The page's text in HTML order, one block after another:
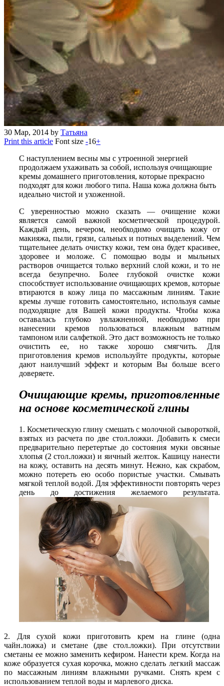
30 Мар, 2014 by Татьяна
Print this article Font size -16+
С наступлением весны мы с утроенной энергией
продолжаем ухаживать за собой, используя очищающие
кремы домашнего приготовления, которые прекрасно
подходят для кожи любого типа. Наша кожа должна быть
идеально чистой и ухоженной.
С уверенностью можно сказать — очищение кожи
является самой важной косметической процедурой.
Каждый день, вечером, необходимо очищать кожу от
макияжа, пыли, грязи, сальных и потных выделений. Чем
тщательнее делать очистку кожи, тем она будет красивее,
здоровее и моложе. С помощью воды и мыльных
растворов очищается только верхний слой кожи, и то не
всегда безупречно. Более глубокой очистке кожи
способствует использование очищающих кремов, которые
втираются в кожу лица по массажным линиям. Такие
кремы лучше готовить самостоятельно, используя самые
подходящие для Вашей кожи продукты. Чтобы кожа
оставалась глубоко увлажненной, необходимо при
нанесении кремов пользоваться влажным ватным
тампоном или салфеткой. Это даст возможность не только
очистить ее, но также хорошо смягчить. Для
приготовления кремов используйте продукты, которые
дают наилучший эффект и которым Вы больше всего
доверяете.
Очищающие кремы, приготовленные
на основе косметической глины
1. Косметическую глину смешать с молочной сывороткой,
взятых из расчета по две стол.ложки. Добавить к смеси
предварительно перетертые до состояния муки овсяные
хлопья (2 стол.ложки) и яичный желток. Кашицу нанести
на кожу, оставить на десять минут. Нежно, как скрабом,
можно потереть ею особо пористые участки. Смывать
мягкой теплой водой. Для эффективности повторять через
день до достижения желаемого результата.
2. Для сухой кожи приготовить крем на глине (одна
чайн.ложка) и сметане (две стол.ложки). При отсутствии
сметаны ее можно заменить кефиром. Нанести крем. Когда на
коже образуется сухая корочка, можно сделать легкий массаж
по массажным линиям влажными ручками. Снять крем с
использованием теплой воды и марлевого диска.